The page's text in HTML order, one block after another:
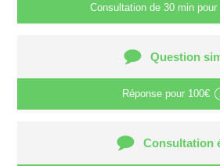
Consultation de 30 min pour
Question
Réponse pour 100€
Consultation